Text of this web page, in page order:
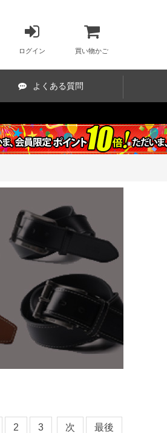
ログイン 買い物かご
よくある質問
2 3 次 最後